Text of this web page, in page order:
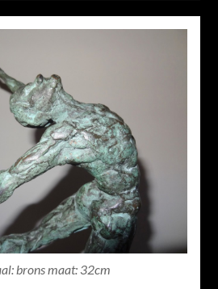
brons maat: 32cm